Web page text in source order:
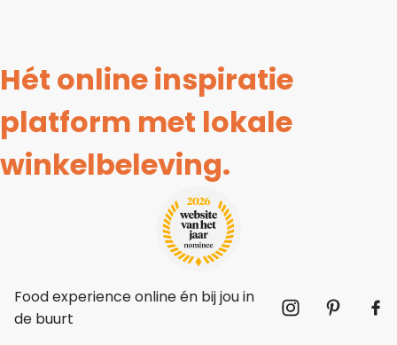
Hét online inspiratie
platform met lokale
winkelbeleving.
Food experience online én bij jou in
de buurt